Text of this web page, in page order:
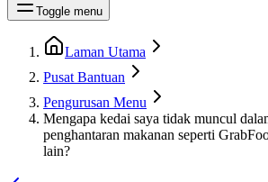
Toggle menu
Laman Utama
Pusat Bantuan
Pengurusan Menu
Mengapa kedai saya tidak muncul
penghantaran makanan seperti
lain?